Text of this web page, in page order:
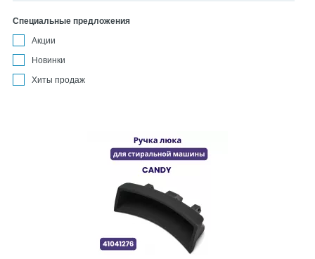
Специальные предложения
Акции
Новинки
Хиты продаж